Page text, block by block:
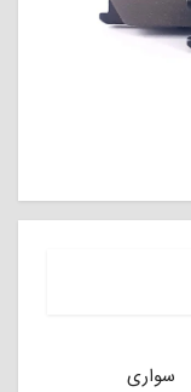
سواری